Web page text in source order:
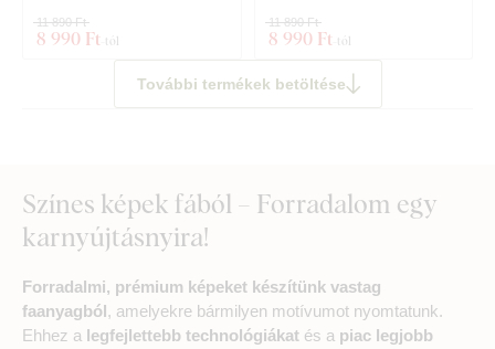
8 990 Ft -tól
11 890 Ft
8 990 Ft -tól
11 890 Ft
További termékek betöltése
Színes képek fából – Forradalom egy
karnyújtásnyira!
Forradalmi, prémium képeket készítünk vastag
faanyagból, amelyekre bármilyen motívumot nyomtatunk.
Ehhez a legfejlettebb technológiákat és a piac legjobb